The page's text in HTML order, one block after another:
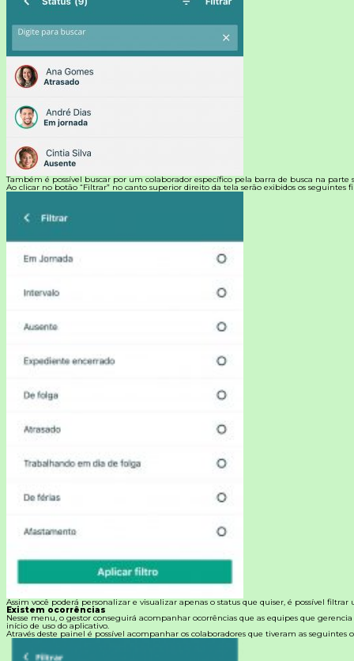
Também é possível buscar por um colaborador específico pela barra de busca na parte
Ao clicar no botão “Filtrar” no canto superior direito da tela serão exibidos os seguintes
Assim você poderá personalizar e visualizar apenas o status que quiser, é possível filtrar
Existem ocorrências
Nesse menu, o gestor conseguirá acompanhar ocorrências que as equipes que
início de uso do aplicativo.
Através deste painel é possível acompanhar os colaboradores que tiveram as seguintes